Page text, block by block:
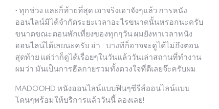
• ทุกช่วง และก็ท้ายที่สุด เอาจริงเอาจังๆแล้ว การหนัง
ออนไลน์มิได้จำกัดระยะเวลาอะไรขนาดนั้นหรอกนะครับ
ขนาดขณะตอนพักเที่ยงของทุกๆวัน ผมยังหาเวลาหนัง
ออนไลน์ได้เลยนะครับ ฮ่า… บางทีก็อาจจะดูได้ไม่ถึงตอน
สุดท้าย แต่ว่าก็ดูได้เรื่อยๆในวันแล้ววันเล่าสถานที่ทำงาน
ผมว่า มันเป็นการฮีลกายรวมทั้งดวงใจที่ดีเลยจ๊ะครับผม
MADOOHD หนังออนไลน์แบบฟินๆซีรีส์ออนไลน์แบบ
โดนๆพร้อมให้บริการแล้ววันนี้ ลองเลย!